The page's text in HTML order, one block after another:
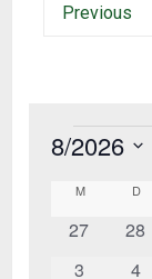
Previous